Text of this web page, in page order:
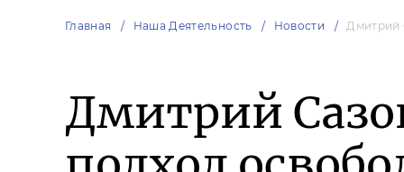
Главная Наша Деятельность Новости Дмитрий
Дмитрий